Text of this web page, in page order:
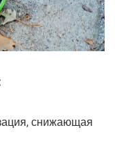
снижающая